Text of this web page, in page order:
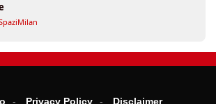
Privacy Policy Disclaimer